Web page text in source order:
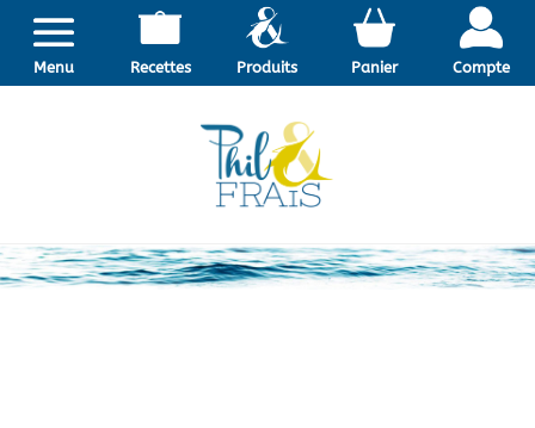
Menu Recettes Produits Panier Compte